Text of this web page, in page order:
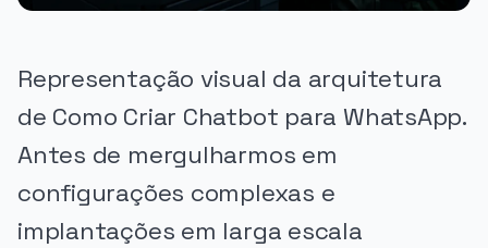
Representação visual da arquitetura
de Como Criar Chatbot para WhatsApp.
Antes de mergulharmos em
configurações complexas e
implantações em larga escala